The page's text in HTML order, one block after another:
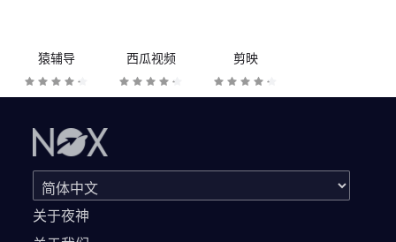
猿辅导 西瓜视频 剪映
关于夜神